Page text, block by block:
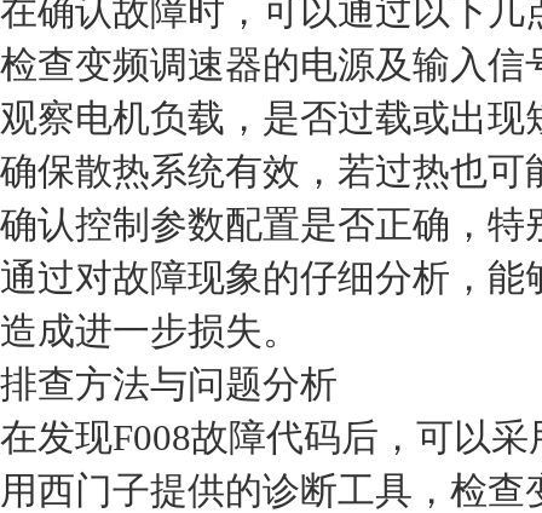
在确认故障时，可以通过以下几
检查变频调速器的电源及输入信
观察电机负载，是否过载或出现
确保散热系统有效，若过热也可
确认控制参数配置是否正确，特
通过对故障现象的仔细分析，
造成进一步损失。
排查方法与问题分析
在发现F008故障代码后，可以
用西门子提供的诊断工具，检